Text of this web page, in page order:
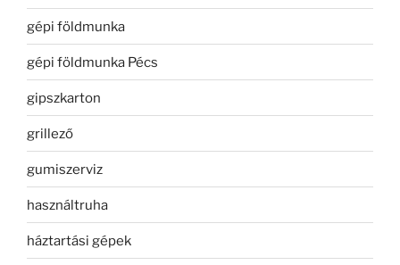
gépi földmunka
gépi földmunka Pécs
gipszkarton
grillező
gumiszerviz
használtruha
háztartási gépek